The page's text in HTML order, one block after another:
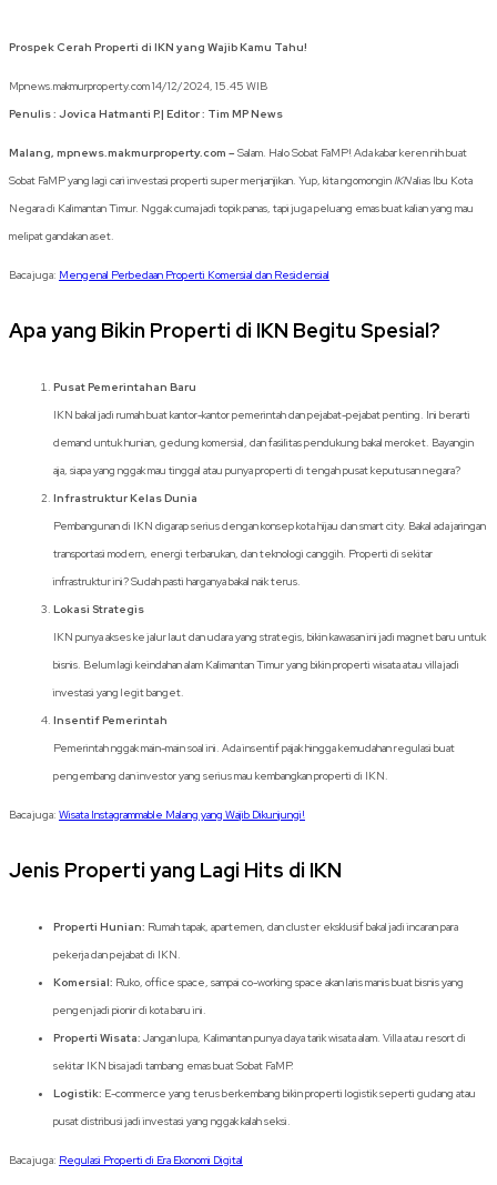
Prospek Cerah Properti di IKN yang Wajib Kamu Tahu!
Mpnews.makmurproperty.com 14/12/2024, 15.45 WIB
Penulis : Jovica Hatmanti P.| Editor : Tim MP News
Malang, mpnews.makmurproperty.com – Salam. Halo Sobat FaMP! Ada kabar keren nih buat
Sobat FaMP yang lagi cari investasi properti super menjanjikan. Yup, kita ngomongin IKNalias Ibu Kota
Negara di Kalimantan Timur. Nggak cuma jadi topik panas, tapi juga peluang emas buat kalian yang mau
melipat gandakan aset.
Baca juga: Mengenal Perbedaan Properti Komersial dan Residensial
Apa yang Bikin Properti di IKN Begitu Spesial?
Pusat Pemerintahan Baru
IKN bakal jadi rumah buat kantor-kantor pemerintah dan pejabat-pejabat penting. Ini berarti
demand untuk hunian, gedung komersial, dan fasilitas pendukung bakal meroket. Bayangin
aja, siapa yang nggak mau tinggal atau punya properti di tengah pusat keputusan negara?
Infrastruktur Kelas Dunia
Pembangunan di IKN digarap serius dengan konsep kota hijau dan smart city. Bakal ada jaringan
transportasi modern, energi terbarukan, dan teknologi canggih. Properti di sekitar
infrastruktur ini? Sudah pasti harganya bakal naik terus.
Lokasi Strategis
IKN punya akses ke jalur laut dan udara yang strategis, bikin kawasan ini jadi magnet baru untuk
bisnis. Belum lagi keindahan alam Kalimantan Timur yang bikin properti wisata atau villa jadi
investasi yang legit banget.
Insentif Pemerintah
Pemerintah nggak main-main soal ini. Ada insentif pajak hingga kemudahan regulasi buat
pengembang dan investor yang serius mau kembangkan properti di IKN.
Baca juga: Wisata Instagrammable Malang yang Wajib Dikunjungi!
Jenis Properti yang Lagi Hits di IKN
Properti Hunian: Rumah tapak, apartemen, dan cluster eksklusif bakal jadi incaran para
pekerja dan pejabat di IKN.
Komersial: Ruko, office space, sampai co-working space akan laris manis buat bisnis yang
pengen jadi pionir di kota baru ini.
Properti Wisata: Jangan lupa, Kalimantan punya daya tarik wisata alam. Villa atau resort di
sekitar IKN bisa jadi tambang emas buat Sobat FaMP.
Logistik: E-commerce yang terus berkembang bikin properti logistik seperti gudang atau
pusat distribusi jadi investasi yang nggak kalah seksi.
Baca juga: Regulasi Properti di Era Ekonomi Digital